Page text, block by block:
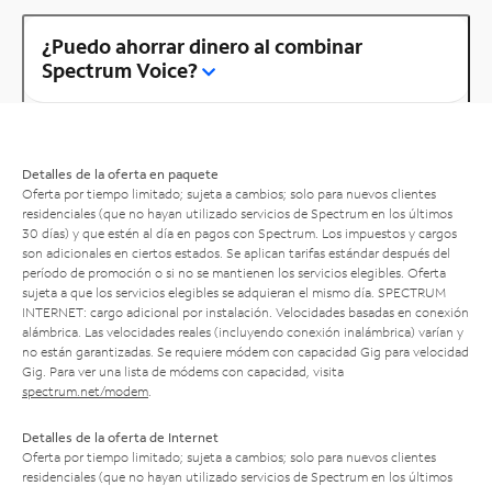
¿Puedo ahorrar dinero al combinar
Spectrum Voice?
Detalles de la oferta en paquete
Oferta por tiempo limitado; sujeta a cambios; solo para nuevos clientes
residenciales (que no hayan utilizado servicios de Spectrum en los últimos
30 días) y que estén al día en pagos con Spectrum. Los impuestos y cargos
son adicionales en ciertos estados. Se aplican tarifas estándar después del
período de promoción o si no se mantienen los servicios elegibles. Oferta
sujeta a que los servicios elegibles se adquieran el mismo día. SPECTRUM
INTERNET: cargo adicional por instalación. Velocidades basadas en conexión
alámbrica. Las velocidades reales (incluyendo conexión inalámbrica) varían y
no están garantizadas. Se requiere módem con capacidad Gig para velocidad
Gig. Para ver una lista de módems con capacidad, visita
spectrum.net/modem
Detalles de la oferta de Internet
Oferta por tiempo limitado; sujeta a cambios; solo para nuevos clientes
residenciales (que no hayan utilizado servicios de Spectrum en los últimos